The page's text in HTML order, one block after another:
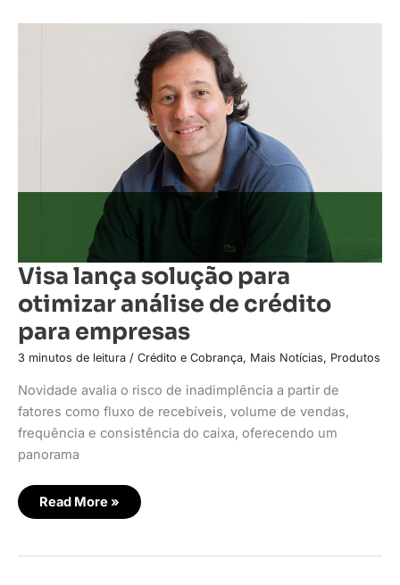
Visa lança solução para
otimizar análise de crédito
para empresas
3 minutos de leitura / Crédito e Cobrança, Mais Notícias, Produtos
Novidade avalia o risco de inadimplência a partir de
fatores como fluxo de recebíveis, volume de vendas,
frequência e consistência do caixa, oferecendo um
panorama
Visa
Read More »